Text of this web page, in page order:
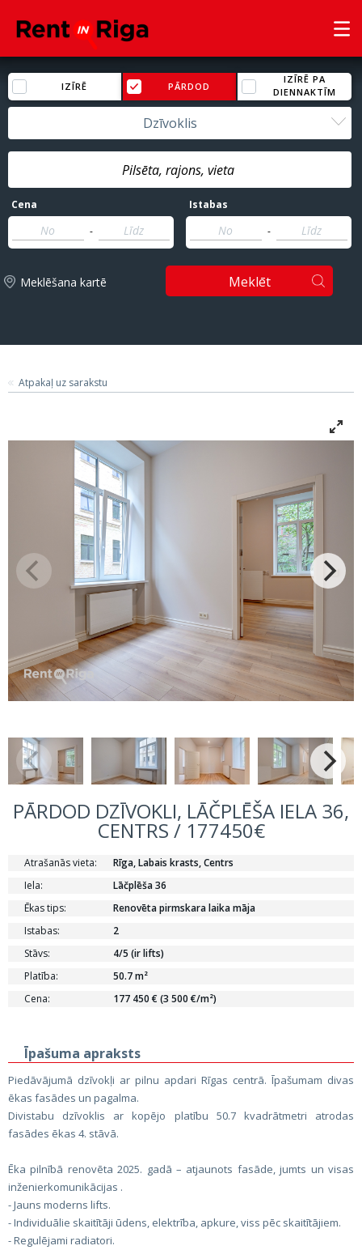
IZĪRĒ PĀRDOD
IZĪRĒ PA
DIENNAKTĪM
Dzīvoklis
Cena
-
Istabas
-
Meklēšana kartē Meklēt
Atpakaļ uz sarakstu
PĀRDOD DZĪVOKLI, LĀČPLĒŠA IELA 36,
CENTRS / 177450€
Atrašanās vieta:
Rīga, Labais krasts, Centrs
Iela:
Lāčplēša 36
Ēkas tips:
Renovēta pirmskara laika māja
Istabas:
2
Stāvs:
4/5 (ir lifts)
Platība:
50.7 m²
Cena:
177 450 € (3 500 €/m²)
Īpašuma apraksts
Piedāvājumā dzīvokļi ar pilnu apdari Rīgas centrā. Īpašumam divas
ēkas fasādes un pagalma.
Divistabu dzīvoklis ar kopējo platību 50.7 kvadrātmetri atrodas
fasādes ēkas 4. stāvā.
Ēka pilnībā renovēta 2025. gadā – atjaunots fasāde, jumts un visas
inženierkomunikācijas .
- Jauns moderns lifts.
- Individuālie skaitītāji ūdens, elektrība, apkure, viss pēc skaitītājiem.
- Regulējami radiatori.